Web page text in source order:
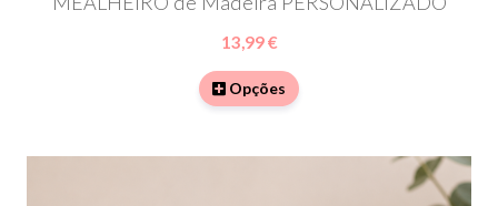
13,99 €
Opções